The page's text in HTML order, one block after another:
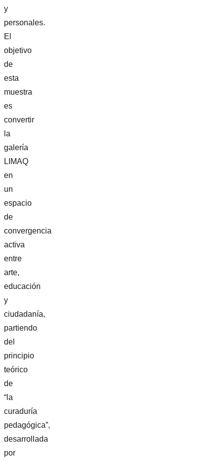
y
personales.
El
objetivo
de
esta
muestra
es
convertir
la
galería
LIMAQ
en
un
espacio
de
convergencia
activa
entre
arte,
educación
y
ciudadanía,
partiendo
del
principio
teórico
de
“la
curaduría
pedagógica”,
desarrollada
por